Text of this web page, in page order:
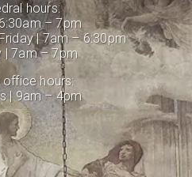
hours:
– 7pm
| 7am – 6:30pm
| 7am – 7pm
office hours:
| 9am – 4pm